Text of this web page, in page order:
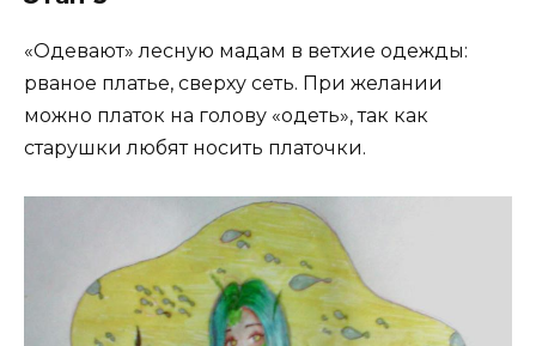
«Одевают» лесную мадам в ветхие одежды:
рваное платье, сверху сеть. При желании
можно платок на голову «одеть», так как
старушки любят носить платочки.